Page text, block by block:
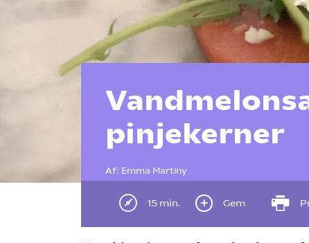
pinjekerner
Af: Emma Martiny
15 min. Gem